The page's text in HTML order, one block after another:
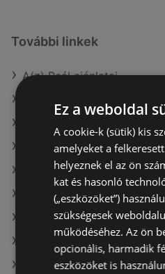
További linkek
A(z) Reál ajánlatai
A(z) Tesco aktuális
A(z) Chef Market aktuális
A(z) ÁRKLUB aktuális
A(z) Penny-Market Kft.
A(z) AlphaZoo aktuális
A(z) Reál üzletei itt:
Ez a weboldal
A cookie-k (sütik) kis
amelyeket a
helyeznek el az ön
kat és hasonló
(„eszközöket”)
szükségesek
működéséhez. Az ön
opcionális, harmadik
eszközöket is